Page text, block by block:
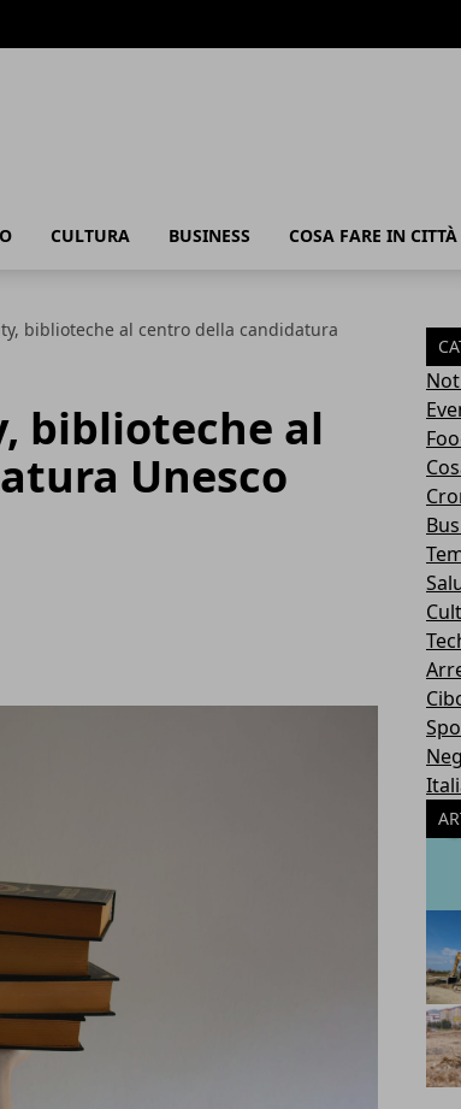
CULTURA BUSINESS COSA FARE IN CITTÀ
biblioteche al centro della candidatura
biblioteche al
Unesco